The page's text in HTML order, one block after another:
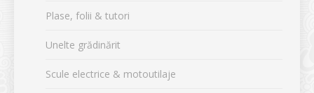
Plase, folii & tutori
Unelte grădinărit
Scule electrice & motoutilaje